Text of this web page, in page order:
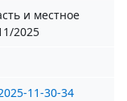
и местное
2025
11-30-34